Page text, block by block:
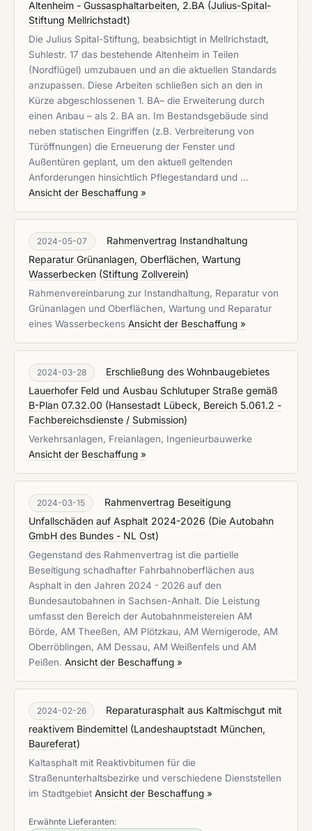
Altenheim - Gussasphaltarbeiten, 2.BA (Julius-Spital-
Stiftung Mellrichstadt)
Die Julius Spital-Stiftung, beabsichtigt in Mellrichstadt,
Suhlestr. 17 das bestehende Altenheim in Teilen
(Nordflügel) umzubauen und an die aktuellen Standards
anzupassen. Diese Arbeiten schließen sich an den in
Kürze abgeschlossenen 1. BA– die Erweiterung durch
einen Anbau – als 2. BA an. Im Bestandsgebäude sind
neben statischen Eingriffen (z.B. Verbreiterung von
Türöffnungen) die Erneuerung der Fenster und
Außentüren geplant, um den aktuell geltenden
Anforderungen hinsichtlich Pflegestandard und …
Ansicht der Beschaffung »
2024-05-07
Rahmenvertrag Instandhaltung
Reparatur Grünanlagen, Oberflächen, Wartung
Wasserbecken (Stiftung Zollverein)
Rahmenvereinbarung zur Instandhaltung, Reparatur von
Grünanlagen und Oberflächen, Wartung und Reparatur
eines Wasserbeckens Ansicht der Beschaffung »
2024-03-28
Erschließung des Wohnbaugebietes
Lauerhofer Feld und Ausbau Schlutuper Straße gemäß
B-Plan 07.32.00 (Hansestadt Lübeck, Bereich 5.061.2 -
Fachbereichsdienste / Submission)
Verkehrsanlagen, Freianlagen, Ingenieurbauwerke
Ansicht der Beschaffung »
2024-03-15
Rahmenvertrag Beseitigung
Unfallschäden auf Asphalt 2024-2026 (Die Autobahn
GmbH des Bundes - NL Ost)
Gegenstand des Rahmenvertrag ist die partielle
Beseitigung schadhafter Fahrbahnoberflächen aus
Asphalt in den Jahren 2024 - 2026 auf den
Bundesautobahnen in Sachsen-Anhalt. Die Leistung
umfasst den Bereich der Autobahnmeistereien AM
Börde, AM Theeßen, AM Plötzkau, AM Wernigerode, AM
Oberröblingen, AM Dessau, AM Weißenfels und AM
Peißen. Ansicht der Beschaffung »
2024-02-26
Reparaturasphalt aus Kaltmischgut mit
reaktivem Bindemittel (Landeshauptstadt München,
Baureferat)
Kaltasphalt mit Reaktivbitumen für die
Straßenunterhaltsbezirke und verschiedene Dienststellen
im Stadtgebiet Ansicht der Beschaffung »
Erwähnte Lieferanten: